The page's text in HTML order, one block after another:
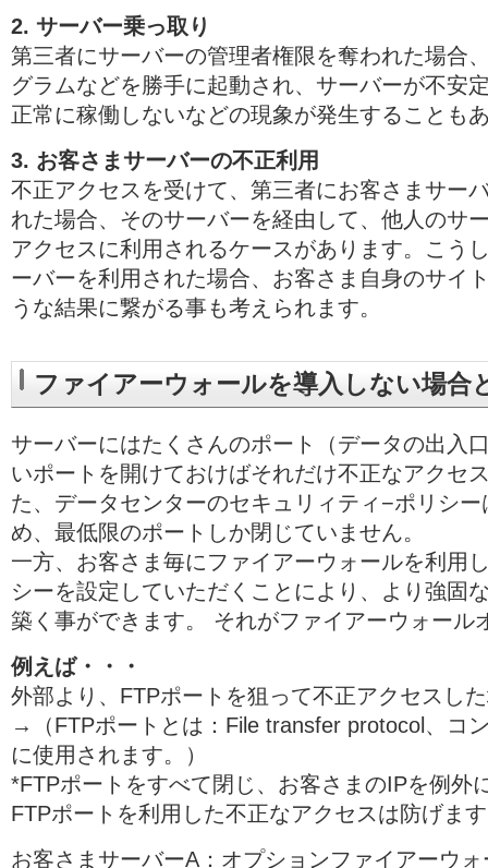
2. サーバー乗っ取り
第三者にサーバーの管理者権限を奪われた場合
グラムなどを勝手に起動され、サーバーが不安
正常に稼働しないなどの現象が発生することも
3. お客さまサーバーの不正利用
不正アクセスを受けて、第三者にお客さまサー
れた場合、そのサーバーを経由して、他人のサ
アクセスに利用されるケースがあります。こう
ーバーを利用された場合、お客さま自身のサイ
うな結果に繋がる事も考えられます。
ファイアーウォールを導入しない場合
サーバーにはたくさんのポート（データの出入
いポートを開けておけばそれだけ不正なアクセ
た、データセンターのセキュリィティ−ポリシ
め、最低限のポートしか閉じていません。
一方、お客さま毎にファイアーウォールを利用
シーを設定していただくことにより、より強固
築く事ができます。 それがファイアーウォール
例えば・・・
外部より、FTPポートを狙って不正アクセスし
→（FTPポートとは：File transfer protocol、コ
に使用されます。）
*FTPポートをすべて閉じ、お客さまのIPを例外
FTPポートを利用した不正なアクセスは防げま
お客さまサーバーA：オプションファイアーウ